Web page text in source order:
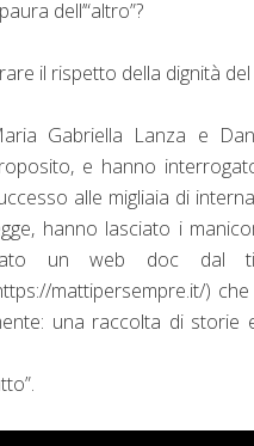
dell’“altro”?
il rispetto della dignità
Gabriella Lanza e
e hanno
alle migliaia di
hanno lasciato i
un web doc dal
mattipersempre.it/)
una raccolta di storie